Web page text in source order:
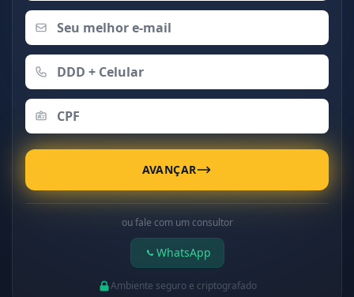
AVANÇAR
ou fale com um consultor
WhatsApp
Ambiente seguro e criptografado